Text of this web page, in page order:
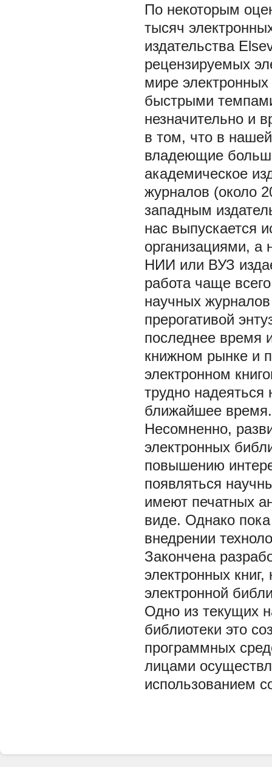
По некоторым
тысяч
издательства
рецензируемых
мире
быстрыми
незначительно и
в том, что в нашей
владеющие
академическое
журналов (около
западным
нас выпускается
организациями, а
НИИ или ВУЗ
работа чаще
научных
прерогативой
последнее время
книжном рынке и
электронном
трудно надеяться
ближайшее время.
Несомненно,
электронных
повышению
появляться
имеют печатных
виде. Однако
внедрении
Закончена
электронных
электронной
Одно из текущих
библиотеки это
программных
лицами
использованием